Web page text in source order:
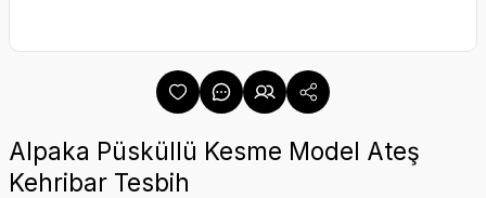
Alpaka Püsküllü Kesme Model Ateş
Kehribar Tesbih